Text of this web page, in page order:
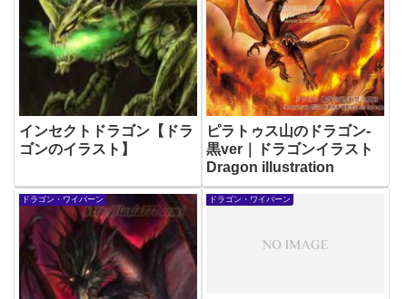
インセクトドラゴン【ドラ
ゴンのイラスト】
ピラトゥス山のドラゴン-
黒ver｜ドラゴンイラスト
Dragon illustration
ドラゴン・ワイバーン ドラゴン・ワイバーン